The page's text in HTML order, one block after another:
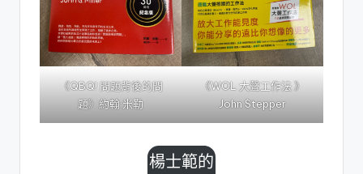
《QBQ! 問題背後的問
題》約翰·米勒
《WOL 大聲工作法 》
John Stepper
楊士範的